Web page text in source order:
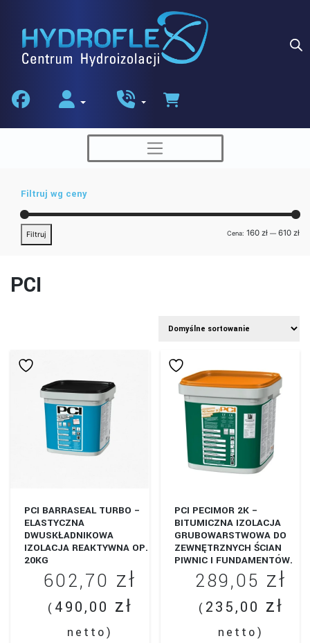
content
Filtruj wg ceny
Filtruj Cena: 160 zł — 610 zł
PCI
PCI BARRASEAL TURBO –
ELASTYCZNA
DWUSKŁADNIKOWA
IZOLACJA REAKTYWNA OP.
20KG
602,70 zł
( 490,00 zł
netto)
PCI PECIMOR 2K –
BITUMICZNA IZOLACJA
GRUBOWARSTWOWA DO
ZEWNĘTRZNYCH ŚCIAN
PIWNIC I FUNDAMENTÓW.
OPAKOWANIE 30L.
289,05 zł
( 235,00 zł
netto)